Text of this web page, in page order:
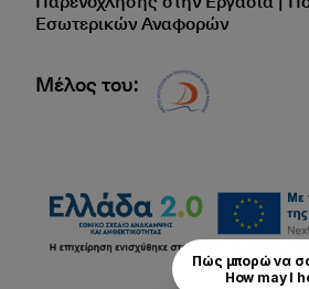
Εσωτερικών Αναφορών
Μέλος του:
Πώς μπορώ να
How may I